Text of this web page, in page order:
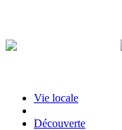
Vie locale
|Découverte